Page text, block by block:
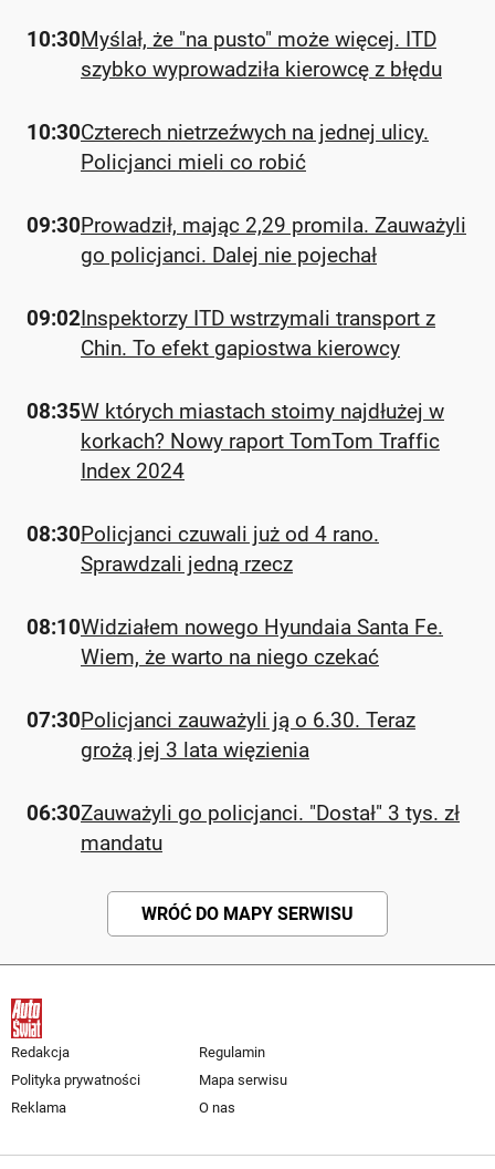
10:30Myślał, że "na pusto" może więcej. ITD
szybko wyprowadziła kierowcę z błędu
10:30Czterech nietrzeźwych na jednej ulicy.
Policjanci mieli co robić
09:30Prowadził, mając 2,29 promila. Zauważyli
go policjanci. Dalej nie pojechał
09:02Inspektorzy ITD wstrzymali transport z
Chin. To efekt gapiostwa kierowcy
08:35W których miastach stoimy najdłużej w
korkach? Nowy raport TomTom Traffic
Index 2024
08:30Policjanci czuwali już od 4 rano.
Sprawdzali jedną rzecz
08:10Widziałem nowego Hyundaia Santa Fe.
Wiem, że warto na niego czekać
07:30Policjanci zauważyli ją o 6.30. Teraz
grożą jej 3 lata więzienia
06:30Zauważyli go policjanci. "Dostał" 3 tys. zł
mandatu
WRÓĆ DO MAPY SERWISU
Redakcja
Regulamin
Polityka prywatności
Mapa serwisu
Reklama
O nas